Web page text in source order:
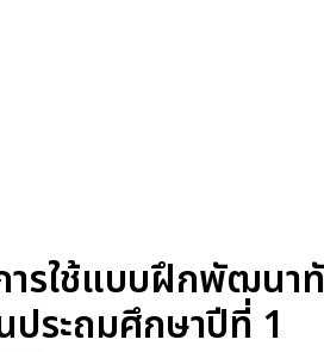
ารใช้แบบฝึกพัฒนา
ประถมศึกษาปีที่ 1